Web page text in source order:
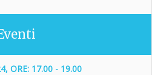
ORE: 17.00 - 19.00